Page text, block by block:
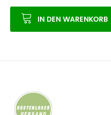
IN DEN WARENKORB